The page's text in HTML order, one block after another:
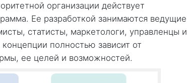
организации действует
Ее разработкой занимаются ведущие
статисты, маркетологи, управленцы и
полностью зависит от
ее целей и возможностей.